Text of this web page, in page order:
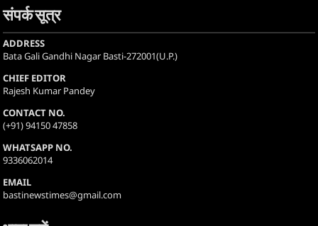
संपर्क सूत्र
ADDRESS
Bata Gali Gandhi Nagar Basti-272001(U.P.)
CHIEF EDITOR
Rajesh Kumar Pandey
CONTACT NO.
(+91) 94150 47858
WHATSAPP NO.
9336062014
EMAIL
bastinewstimes@gmail.com